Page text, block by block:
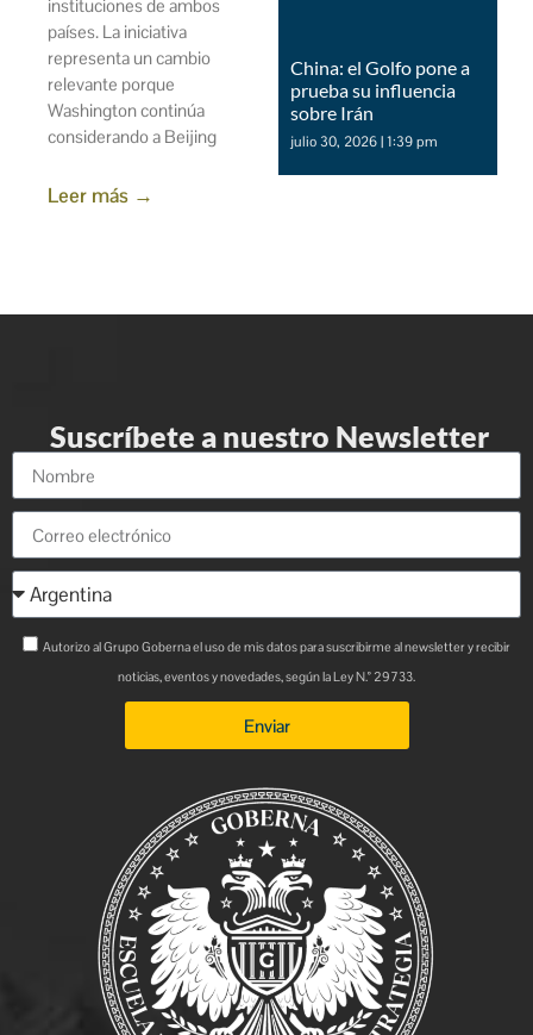
instituciones de ambos
países. La iniciativa
representa un cambio
relevante porque
Washington continúa
considerando a Beijing
Leer más →
China: el Golfo pone a
prueba su influencia
sobre Irán
julio 30, 2026 1:39 pm
Suscríbete a nuestro Newsletter
Autorizo al Grupo Goberna el uso de mis datos para suscribirme al newsletter y recibir
noticias, eventos y novedades, según la Ley N.° 29733.
Enviar